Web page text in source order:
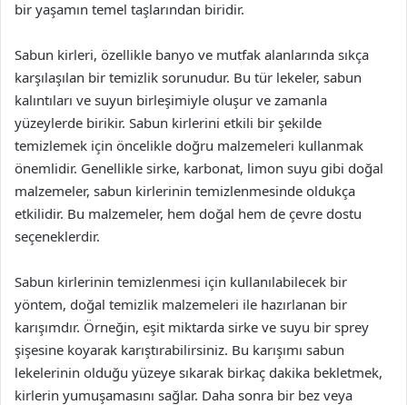
bir yaşamın temel taşlarından biridir.
Sabun kirleri, özellikle banyo ve mutfak alanlarında sıkça
karşılaşılan bir temizlik sorunudur. Bu tür lekeler, sabun
kalıntıları ve suyun birleşimiyle oluşur ve zamanla
yüzeylerde birikir. Sabun kirlerini etkili bir şekilde
temizlemek için öncelikle doğru malzemeleri kullanmak
önemlidir. Genellikle sirke, karbonat, limon suyu gibi doğal
malzemeler, sabun kirlerinin temizlenmesinde oldukça
etkilidir. Bu malzemeler, hem doğal hem de çevre dostu
seçeneklerdir.
Sabun kirlerinin temizlenmesi için kullanılabilecek bir
yöntem, doğal temizlik malzemeleri ile hazırlanan bir
karışımdır. Örneğin, eşit miktarda sirke ve suyu bir sprey
şişesine koyarak karıştırabilirsiniz. Bu karışımı sabun
lekelerinin olduğu yüzeye sıkarak birkaç dakika bekletmek,
kirlerin yumuşamasını sağlar. Daha sonra bir bez veya